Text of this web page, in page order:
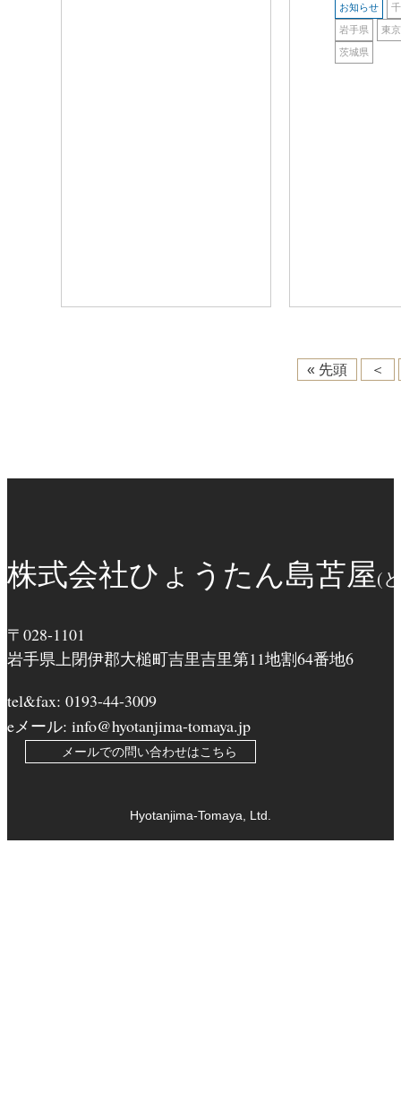
お知らせ
岩手県 東
茨城県
« 先頭 ＜
株式会社ひょうたん島苫屋(
〒028-1101
岩手県上閉伊郡大槌町吉里吉里第11地割64番地6
tel&fax: 0193-44-3009
eメール: info@hyotanjima-tomaya.jp
メールでの問い合わせはこちら
Hyotanjima-Tomaya, Ltd.